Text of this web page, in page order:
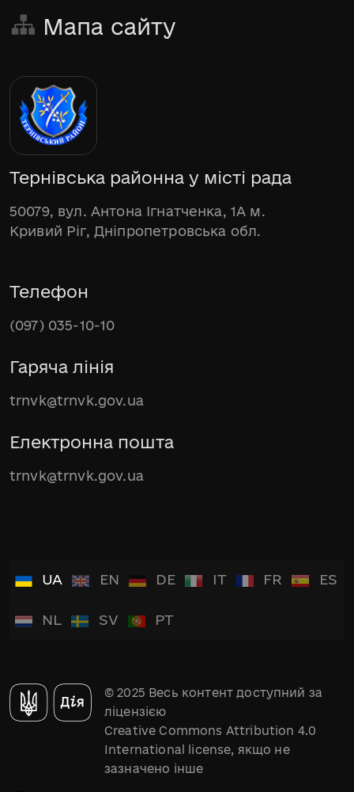
Мапа сайту
Тернівська районна у місті рада
50079, вул. Антона Ігнатченка, 1А м.
Кривий Ріг, Дніпропетровська обл.
Телефон
(097) 035-10-10
Гаряча лінія
trnvk@trnvk.gov.ua
Електронна пошта
trnvk@trnvk.gov.ua
UA EN DE IT FR ES
NL SV PT
© 2025 Весь контент доступний за
ліцензією
Creative Commons Attribution 4.0
International license, якщо не
зазначено інше